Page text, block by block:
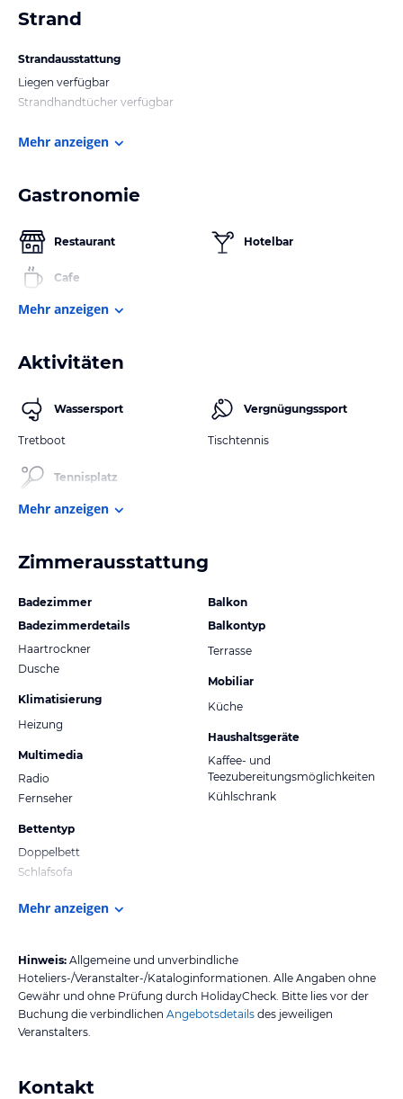
Strand
Strandausstattung
Liegen verfügbar
Strandhandtücher verfügbar
Mehr anzeigen
Gastronomie
Restaurant
Cafe
Hotelbar
Mehr anzeigen
Aktivitäten
Wassersport
Tretboot
Tennisplatz
Vergnügungssport
Tischtennis
Mehr anzeigen
Zimmerausstattung
Badezimmer
Badezimmerdetails
Haartrockner
Dusche
Klimatisierung
Heizung
Multimedia
Radio
Fernseher
Bettentyp
Doppelbett
Schlafsofa
Balkon
Balkontyp
Terrasse
Mobiliar
Küche
Haushaltsgeräte
Kaffee- und
Teezubereitungsmöglichkeiten
Kühlschrank
Mehr anzeigen
Hinweis: Allgemeine und unverbindliche
Hoteliers-/Veranstalter-/Kataloginformationen. Alle Angaben ohne
Gewähr und ohne Prüfung durch HolidayCheck. Bitte lies vor der
Buchung die verbindlichen Angebotsdetails des jeweiligen
Veranstalters.
Kontakt